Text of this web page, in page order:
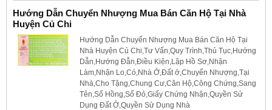
Hướng Dẫn Chuyển Nhượng Mua Bán Căn Hộ Tại Nhà
Huyện Củ Chi
Hướng Dẫn Chuyển Nhượng Mua Bán Căn Hộ Tại
Nhà Huyện Củ Chi,Tư Vấn,Quy Trình,Thủ Tục,Hướng
Dẫn,Hướng Đẫn,Điều Kiện,Lập Hồ Sơ,Nhận
Làm,Nhận Lo,Có,Nhà Ở,Đất ở,Chuyển Nhượng,Tại
Nhà,Cho Tặng,Chung Cư,Căn Hộ,Công Chứng,Sang
Tên,Sổ Hồng,Sổ Đỏ,Giấy Chứng Nhận,Quyền Sử
Dụng Đất Ở,Quyền Sử Dụng Nhà